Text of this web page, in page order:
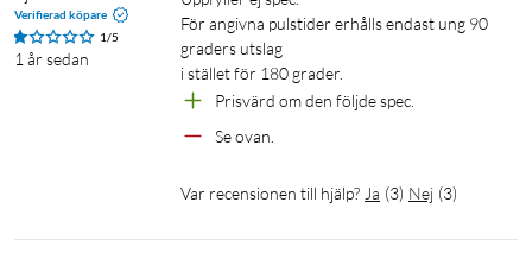
Verifierad köpare
1/5
1 år sedan
För angivna pulstider erhålls endast ung 90
graders utslag
i stället för 180 grader.
Prisvärd om den följde spec.
Se ovan.
Var recensionen till hjälp? Ja (3) Nej (3)